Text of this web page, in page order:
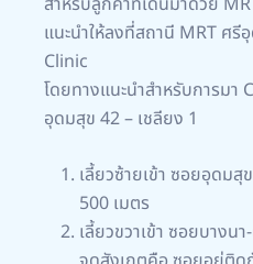
แนะนำให้ลงที่สถานี MRT ศรี
Clinic
โดยทางแนะนำสำหรับการมา
อุดมสุข 42 – เชลียง 1
เลี้ยวซ้ายเข้า ซอยอุดมสุ
500 เมตร
เลี้ยวขวาเข้า ซอยบางน